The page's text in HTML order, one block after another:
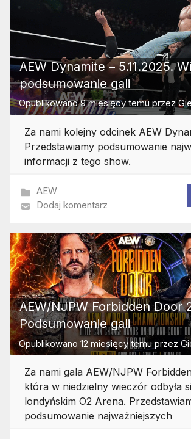
AEW Dynamite – 5.11.2025.
podsumowanie gali
Opublikowano9 miesięcy temu przez
Za nami kolejny odcinek AEW
Przedstawiamy podsumowanie
informacji z tego show.
AEW
Dodaj komentarz
AEW/NJPW Forbidden Door
Podsumowanie gali
Opublikowano 12 miesięcy temu przez
Za nami gala AEW/NJPW
która w niedzielny wieczór odbyła
londyńskim O2 Arena.
podsumowanie najważniejszych